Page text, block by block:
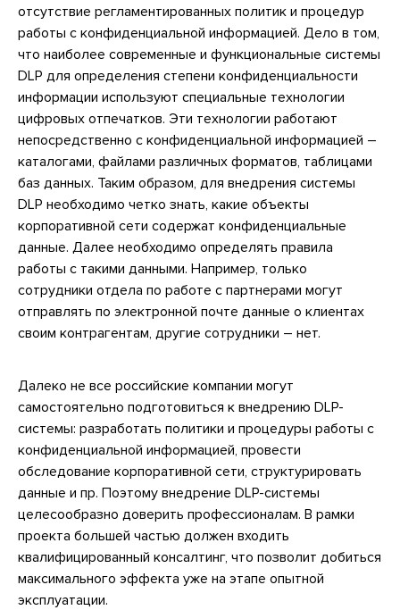
отсутствие регламентированных политик и процедур
работы с конфиденциальной информацией. Дело в том,
что наиболее современные и функциональные системы
DLP для определения степени конфиденциальности
информации используют специальные технологии
цифровых отпечатков. Эти технологии работают
непосредственно с конфиденциальной информацией –
каталогами, файлами различных форматов, таблицами
баз данных. Таким образом, для внедрения системы
DLP необходимо четко знать, какие объекты
корпоративной сети содержат конфиденциальные
данные. Далее необходимо определять правила
работы с такими данными. Например, только
сотрудники отдела по работе с партнерами могут
отправлять по электронной почте данные о клиентах
своим контрагентам, другие сотрудники – нет.
Далеко не все российские компании могут
самостоятельно подготовиться к внедрению DLP-
системы: разработать политики и процедуры работы с
конфиденциальной информацией, провести
обследование корпоративной сети, структурировать
данные и пр. Поэтому внедрение DLP-системы
целесообразно доверить профессионалам. В рамки
проекта большей частью должен входить
квалифицированный консалтинг, что позволит добиться
максимального эффекта уже на этапе опытной
эксплуатации.